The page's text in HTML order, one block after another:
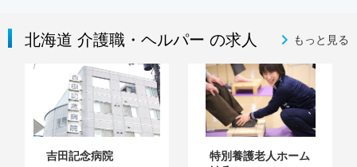
北海道 介護職・ヘルパー の求人 もっと見る
吉田記念病院
特別養護老人ホーム